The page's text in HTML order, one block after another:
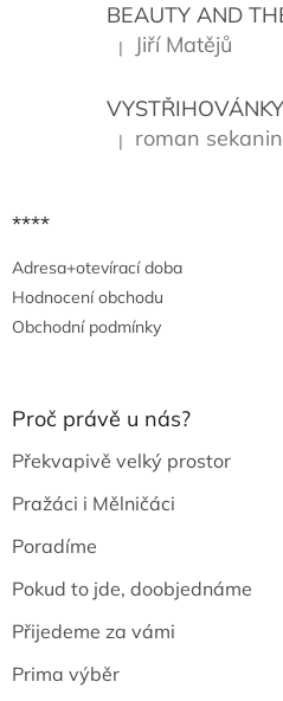
BEAUTY AND
Hodnocení produktu je
| Jiří Matějů
Hodnocení produktu je
| roman
****
Adresa+otevírací doba
Hodnocení obchodu
Obchodní podmínky
Proč právě u nás?
Překvapivě velký prostor
Pražáci i Mělničáci
Poradíme
Pokud to jde, doobjednáme
Přijedeme za vámi
Prima výběr